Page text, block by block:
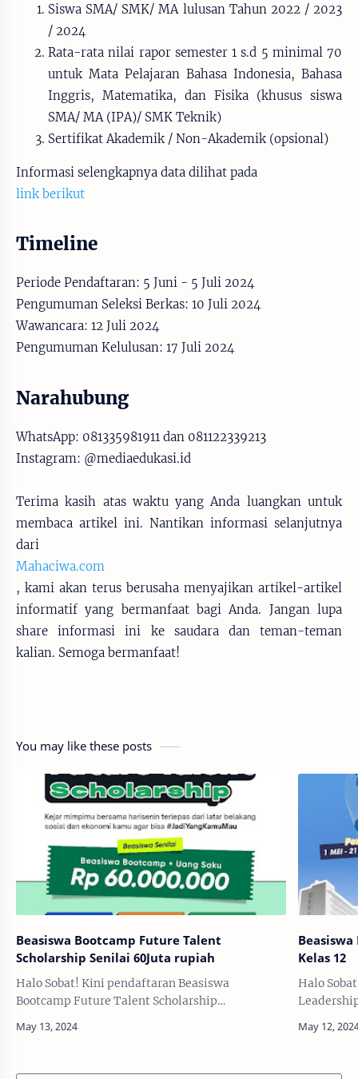
Siswa SMA/ SMK/ MA lulusan Tahun 2022 / 2023
/ 2024
Rata-rata nilai rapor semester 1 s.d 5 minimal 70
untuk Mata Pelajaran Bahasa Indonesia, Bahasa
Inggris, Matematika, dan Fisika (khusus siswa
SMA/ MA (IPA)/ SMK Teknik)
Sertifikat Akademik / Non-Akademik (opsional)
Informasi selengkapnya data dilihat pada
link berikut
Timeline
Periode Pendaftaran: 5 Juni - 5 Juli 2024
Pengumuman Seleksi Berkas: 10 Juli 2024
Wawancara: 12 Juli 2024
Pengumuman Kelulusan: 17 Juli 2024
Narahubung
WhatsApp: 081335981911 dan 081122339213
Instagram: @mediaedukasi.id
Terima kasih atas waktu yang Anda luangkan untuk
membaca artikel ini. Nantikan informasi selanjutnya
dari
Mahaciwa.com
, kami akan terus berusaha menyajikan artikel-artikel
informatif yang bermanfaat bagi Anda. Jangan lupa
share informasi ini ke saudara dan teman-teman
kalian. Semoga bermanfaat!
You may like these posts
Beasiswa Bootcamp Future Talent
Scholarship Senilai 60Juta rupiah
Halo Sobat! Kini pendaftaran Beasiswa
Bootcamp Future Talent Scholarship
pengen upgrade skill di bidang Auditor External,
Beasiswa
Kelas 12
Halo
(SMA/